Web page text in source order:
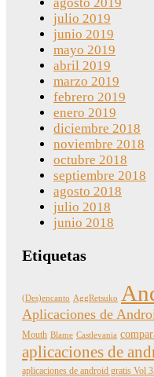
julio 2019
junio 2019
mayo 2019
abril 2019
marzo 2019
febrero 2019
enero 2019
diciembre 2018
noviembre 2018
octubre 2018
septiembre 2018
agosto 2018
julio 2018
junio 2018
Etiquetas
(Des)encanto AggRetsuko
Aplicaciones de
Mouth Blame Castlevania
aplicaciones de
aplicaciones de android gratis Vol